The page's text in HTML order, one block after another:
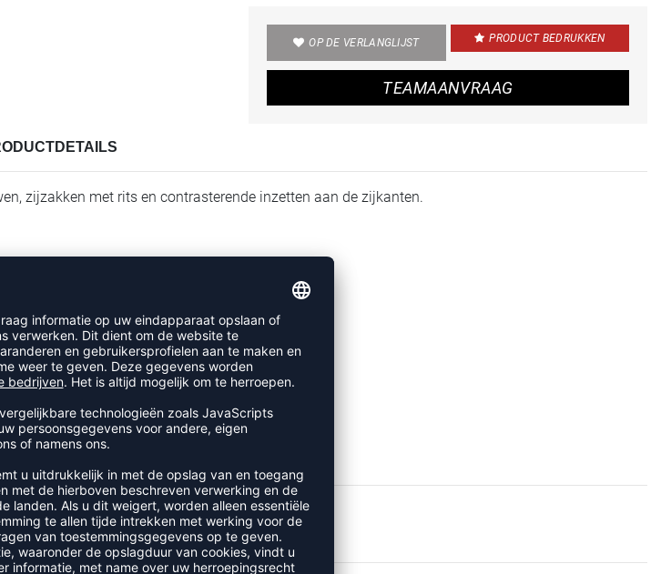
OP DE VERLANGLIJST PRODUCT BEDRUKKEN
TEAMAANVRAAG
zijzakken met rits en contrasterende inzetten aan de zijkanten.
BEKEKEN